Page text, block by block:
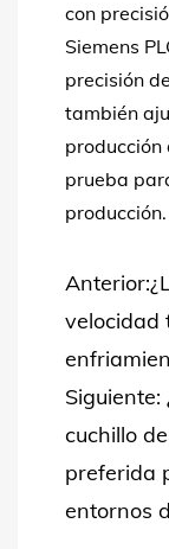
con
Siemens
precisión
también
producción
prueba
producción.
velocidad
Siguiente:
cuchillo
preferida
entornos